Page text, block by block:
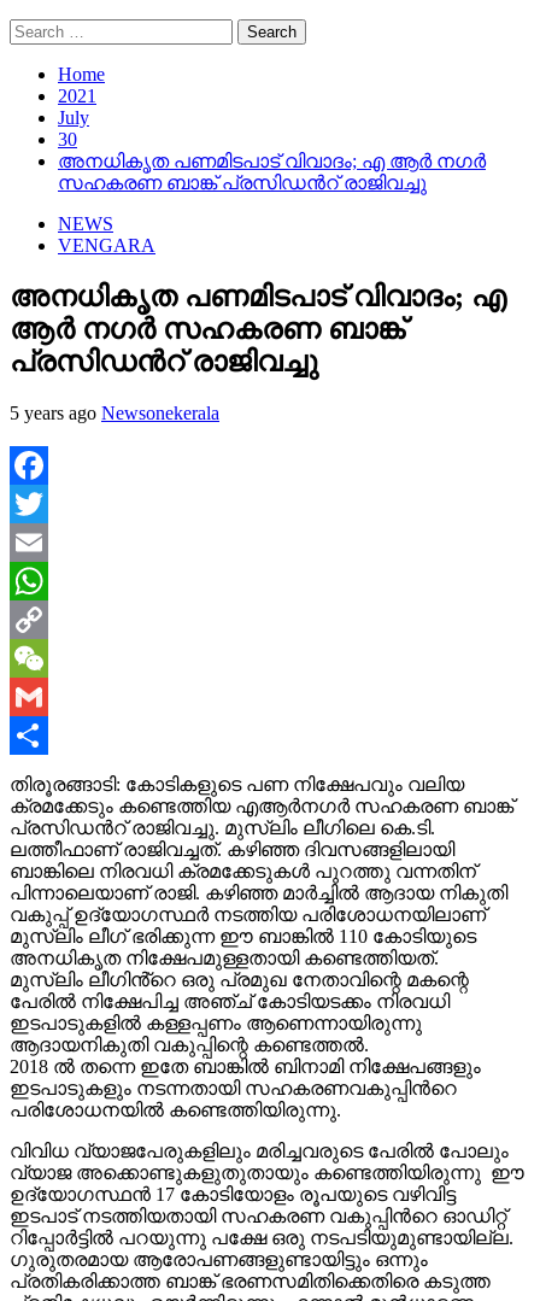
Search
for:
Home
2021
July
30
അനധികൃത പണമിടപാട് വിവാദം; എ ആർ നഗർ
സഹകരണ ബാങ്ക് പ്രസിഡന്‍റ് രാജിവച്ചു
NEWS
VENGARA
അനധികൃത പണമിടപാട് വിവാദം; എ
ആർ നഗർ സഹകരണ ബാങ്ക്
പ്രസിഡന്‍റ് രാജിവച്ചു
5 years ago Newsonekerala
Facebook
Twitter
Email
WhatsApp
Copy
Link
WeChat
Gmail
Share
തിരൂരങ്ങാടി: കോടികളുടെ പണ നിക്ഷേപവും വലിയ
ക്രമക്കേടും കണ്ടെത്തിയ എആർനഗർ സഹകരണ ബാങ്ക്
പ്രസിഡന്‍റ് രാജിവച്ചു. മുസ്ലിം ലീഗിലെ കെ.ടി.
ലത്തീഫാണ് രാജിവച്ചത്. കഴിഞ്ഞ ദിവസങ്ങളിലായി
ബാങ്കിലെ നിരവധി ക്രമക്കേടുകൾ പുറത്തു വന്നതിന്
പിന്നാലെയാണ് രാജി. കഴിഞ്ഞ മാർച്ചിൽ ആദായ നികുതി
വകുപ്പ് ഉദ്യോഗസ്ഥർ നടത്തിയ പരിശോധനയിലാണ്
മുസ്ലിം ലീഗ് ഭരിക്കുന്ന ഈ ബാങ്കിൽ 110 കോടിയുടെ
അനധികൃത നിക്ഷേപമുള്ളതായി കണ്ടെത്തിയത്.
മുസ്ലിം ലീഗിൻ്റെ ഒരു പ്രമുഖ നേതാവിന്റെ മകന്റെ
പേരിൽ നിക്ഷേപിച്ച അഞ്ച് കോടിയടക്കം നിരവധി
ഇടപാടുകളിൽ കള്ളപ്പണം ആണെന്നായിരുന്നു
ആദായനികുതി വകുപ്പിന്റെ കണ്ടെത്തൽ.
2018 ൽ തന്നെ ഇതേ ബാങ്കിൽ ബിനാമി നിക്ഷേപങ്ങളും
ഇടപാടുകളും നടന്നതായി സഹകരണവകുപ്പിന്‍റെ
പരിശോധനയിൽ കണ്ടെത്തിയിരുന്നു.
വിവിധ വ്യാജപേരുകളിലും മരിച്ചവരുടെ പേരിൽ പോലും
വ്യാജ അക്കൊണ്ടുകളുതുതായും കണ്ടെത്തിയിരുന്നു ഈ
ഉദ്യോഗസ്ഥൻ 17 കോടിയോളം രൂപയുടെ വഴിവിട്ട
ഇടപാട് നടത്തിയതായി സഹകരണ വകുപ്പിന്‍റെ ഓഡിറ്റ്
റിപ്പോർട്ടിൽ പറയുന്നു പക്ഷേ ഒരു നടപടിയുമുണ്ടായില്ല.
ഗുരുതരമായ ആരോപണങ്ങളുണ്ടായിട്ടും ഒന്നും
പ്രതികരിക്കാത്ത ബാങ്ക് ഭരണസമിതിക്കെതിരെ കടുത്ത